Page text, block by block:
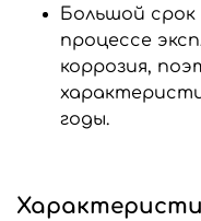
Большой
процессе
коррозия,
годы.